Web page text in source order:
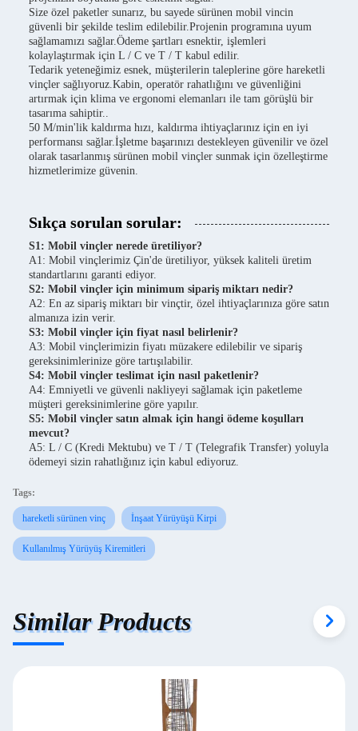
Size özel paketler sunarız, bu sayede sürünen mobil vincin
güvenli bir şekilde teslim edilebilir.Projenin programına uyum
sağlamamızı sağlar.Ödeme şartları esnektir, işlemleri
kolaylaştırmak için L / C ve T / T kabul edilir.
Tedarik yeteneğimiz esnek, müşterilerin taleplerine göre hareketli
vinçler sağlıyoruz.Kabin, operatör rahatlığını ve güvenliğini
artırmak için klima ve ergonomi elemanları ile tam görüşlü bir
tasarıma sahiptir..
50 M/min'lik kaldırma hızı, kaldırma ihtiyaçlarınız için en iyi
performansı sağlar.İşletme başarınızı destekleyen güvenilir ve özel
olarak tasarlanmış sürünen mobil vinçler sunmak için özelleştirme
hizmetlerimize güvenin.
Sıkça sorulan sorular:
S1: Mobil vinçler nerede üretiliyor?
A1: Mobil vinçlerimiz Çin'de üretiliyor, yüksek kaliteli üretim
standartlarını garanti ediyor.
S2: Mobil vinçler için minimum sipariş miktarı nedir?
A2: En az sipariş miktarı bir vinçtir, özel ihtiyaçlarınıza göre satın
almanıza izin verir.
S3: Mobil vinçler için fiyat nasıl belirlenir?
A3: Mobil vinçlerimizin fiyatı müzakere edilebilir ve sipariş
gereksinimlerinize göre tartışılabilir.
S4: Mobil vinçler teslimat için nasıl paketlenir?
A4: Emniyetli ve güvenli nakliyeyi sağlamak için paketleme
müşteri gereksinimlerine göre yapılır.
S5: Mobil vinçler satın almak için hangi ödeme koşulları
mevcut?
A5: L / C (Kredi Mektubu) ve T / T (Telegrafik Transfer) yoluyla
ödemeyi sizin rahatlığınız için kabul ediyoruz.
Tags:
hareketli sürünen vinç İnşaat Yürüyüşü Kirpi
Kullanılmış Yürüyüş Kiremitleri
Similar Products